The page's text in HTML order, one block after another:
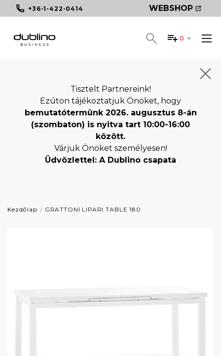
+36-1-422-0414 WEBSHOP
0
Tisztelt Partnereink!
Ezúton tájékoztatjuk Önöket, hogy
bemutatótermünk 2026. augusztus 8-án
(szombaton) is nyitva tart 10:00-16:00
között.
Várjuk Önöket személyesen!
Üdvözlettel: A Dublino csapata
Kezdőlap GRATTONI LIPARI TABLE 180